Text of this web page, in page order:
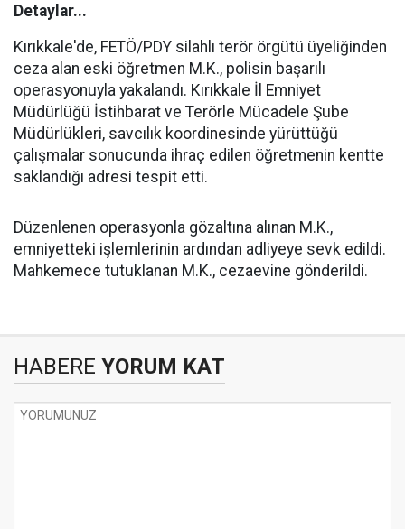
Detaylar...
Kırıkkale'de, FETÖ/PDY silahlı terör örgütü üyeliğinden
ceza alan eski öğretmen M.K., polisin başarılı
operasyonuyla yakalandı. Kırıkkale İl Emniyet
Müdürlüğü İstihbarat ve Terörle Mücadele Şube
Müdürlükleri, savcılık koordinesinde yürüttüğü
çalışmalar sonucunda ihraç edilen öğretmenin kentte
saklandığı adresi tespit etti.
Düzenlenen operasyonla gözaltına alınan M.K.,
emniyetteki işlemlerinin ardından adliyeye sevk edildi.
Mahkemece tutuklanan M.K., cezaevine gönderildi.
HABERE YORUM KAT